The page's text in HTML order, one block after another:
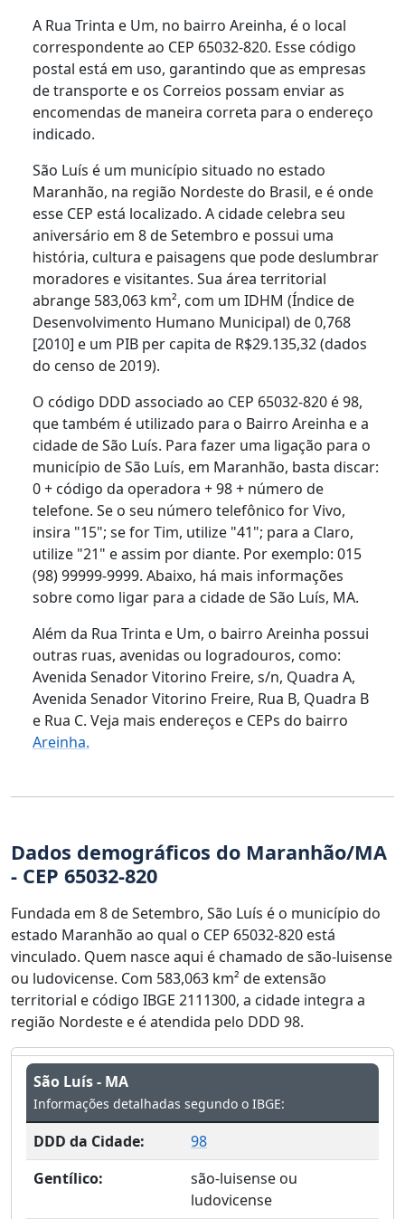
A Rua Trinta e Um, no bairro Areinha, é o local
correspondente ao CEP 65032-820. Esse código
postal está em uso, garantindo que as empresas
de transporte e os Correios possam enviar as
encomendas de maneira correta para o endereço
indicado.
São Luís é um município situado no estado
Maranhão, na região Nordeste do Brasil, e é onde
esse CEP está localizado. A cidade celebra seu
aniversário em 8 de Setembro e possui uma
história, cultura e paisagens que pode deslumbrar
moradores e visitantes. Sua área territorial
abrange 583,063 km², com um IDHM (Índice de
Desenvolvimento Humano Municipal) de 0,768
[2010] e um PIB per capita de R$29.135,32 (dados
do censo de 2019).
O código DDD associado ao CEP 65032-820 é 98,
que também é utilizado para o Bairro Areinha e a
cidade de São Luís. Para fazer uma ligação para o
município de São Luís, em Maranhão, basta discar:
0 + código da operadora + 98 + número de
telefone. Se o seu número telefônico for Vivo,
insira "15"; se for Tim, utilize "41"; para a Claro,
utilize "21" e assim por diante. Por exemplo: 015
(98) 99999-9999. Abaixo, há mais informações
sobre como ligar para a cidade de São Luís, MA.
Além da Rua Trinta e Um, o bairro Areinha possui
outras ruas, avenidas ou logradouros, como:
Avenida Senador Vitorino Freire, s/n, Quadra A,
Avenida Senador Vitorino Freire, Rua B, Quadra B
e Rua C. Veja mais endereços e CEPs do bairro
Areinha.
Dados demográficos do Maranhão/MA
- CEP 65032-820
Fundada em 8 de Setembro, São Luís é o município do
estado Maranhão ao qual o CEP 65032-820 está
vinculado. Quem nasce aqui é chamado de são-luisense
ou ludovicense. Com 583,063 km² de extensão
territorial e código IBGE 2111300, a cidade integra a
região Nordeste e é atendida pelo DDD 98.
São Luís - MA
Informações detalhadas segundo o IBGE:
DDD da Cidade:
98
Gentílico:
são-luisense ou
ludovicense